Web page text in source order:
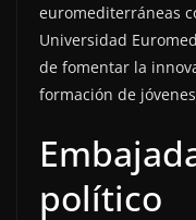
euromediterráneas
Universidad
de fomentar la
formación de
político